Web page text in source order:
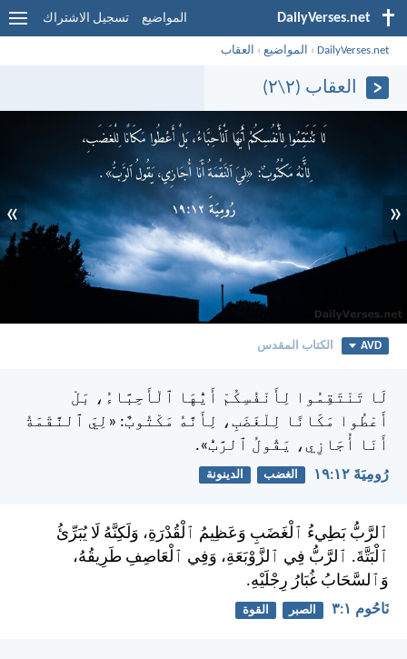
DailyVerses.net المواضيع تسجيل الاشتراك
DailyVerses.net
› المواضيع › العقاب
العقاب (٢\٢)
«
»
AVD الكتاب المقدس
لَا تَنْتَقِمُوا لِأَنْفُسِكُمْ أَيُّهَا ٱلْأَحِبَّاءُ، بَلْ
أَعْطُوا مَكَانًا لِلْغَضَبِ، لِأَنَّهُ مَكْتُوبٌ: «لِيَ ٱلنَّقْمَةُ
أَنَا أُجَازِي، يَقُولُ ٱلرَّبُّ».
رُومِيَةَ ١٢:‏١٩ الغضب الدينونة
ٱلرَّبُّ بَطِيءُ ٱلْغَضَبِ وَعَظِيمُ ٱلْقُدْرَةِ، وَلَكِنَّهُ لَا يُبَرِّئُ
ٱلْبَتَّةَ. ٱلرَّبُّ فِي ٱلزَّوْبَعَةِ، وَفِي ٱلْعَاصِفِ طَرِيقُهُ،
وَٱلسَّحَابُ غُبَارُ رِجْلَيْهِ.
نَاحُوم ١:‏٣ الصبر القوة